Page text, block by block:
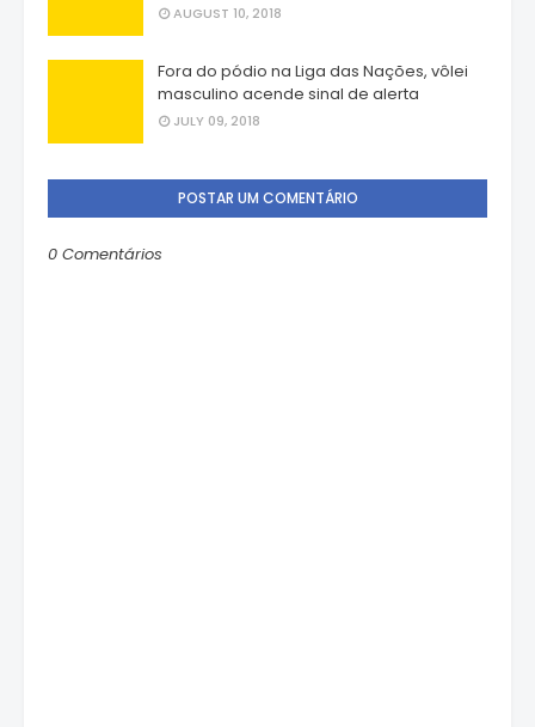
AUGUST 10, 2018
Fora do pódio na Liga das Nações, vôlei
masculino acende sinal de alerta
JULY 09, 2018
POSTAR UM COMENTÁRIO
0 Comentários